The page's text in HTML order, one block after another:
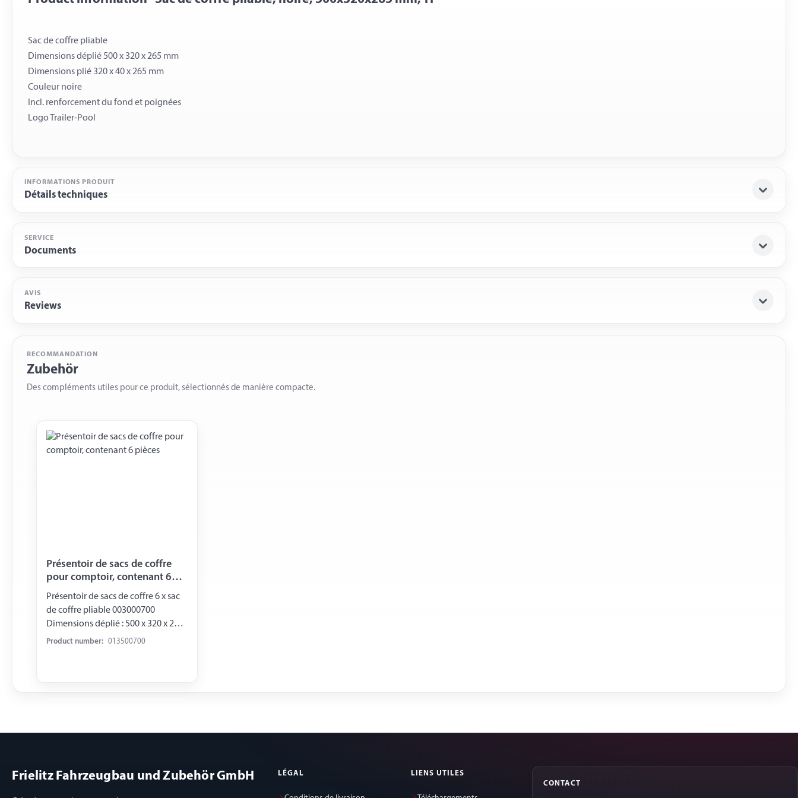
Sac de coffre pliable
Dimensions déplié 500 x 320 x 265 mm
Dimensions plié 320 x 40 x 265 mm
Couleur noire
Incl. renforcement du fond et poignées
INFORMATIONS PRODUIT
Détails techniques
SERVICE
Documents
AVIS
Reviews
RECOMMANDATION
Zubehör
Des compléments utiles pour ce produit, sélectionnés de manière compacte.
Présentoir de sacs de coffre
pour comptoir, contenant 6
pièces
Présentoir de sacs de coffre 6 x sac
de coffre pliable 003000700
Dimensions déplié : 500 x 320 x 265
mm Dimensions plié : 320 x 40 x 265
Product number: 013500700
Frielitz Fahrzeugbau und Zubehör GmbH LÉGAL LIENS UTILES
CONTACT